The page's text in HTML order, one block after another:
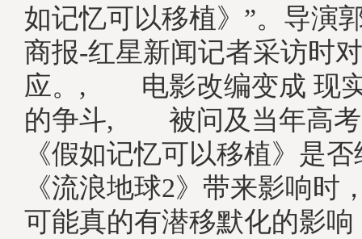
如记忆可以移植》”。导演
商报-红星新闻记者采访时
应。, 电影改编变成 现
的争斗, 被问及当年高考
《假如记忆可以移植》是
《流浪地球2》带来影响时
可能真的有潜移默化的影